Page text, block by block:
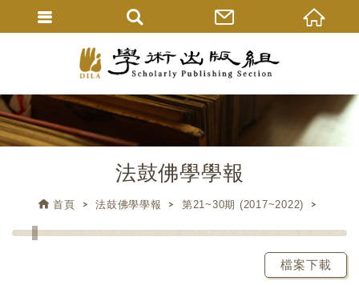
法鼓佛學學報
首頁 法鼓佛學學報 第21~30期 (2017~2022)
檔案下載